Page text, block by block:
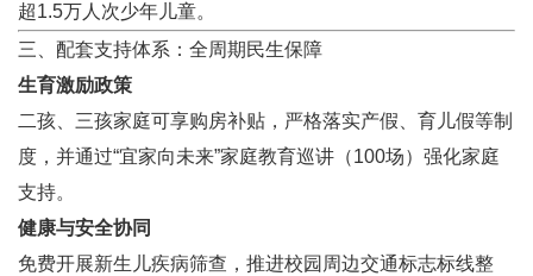
超1.5万人次少年儿童。
三、配套支持体系：全周期民生保障
生育激励政策
二孩、三孩家庭可享购房补贴，严格落实产假、育儿假等制
度，并通过“宜家向未来”家庭教育巡讲（100场）强化家庭
支持。
健康与安全协同
免费开展新生儿疾病筛查，推进校园周边交通标志标线整